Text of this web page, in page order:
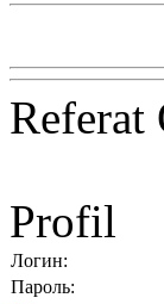
Referat
Profil
Логин:
Пароль: